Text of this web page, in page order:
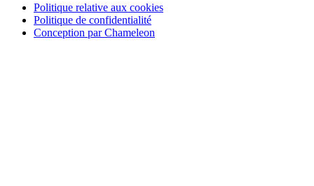
Politique relative aux cookies
Politique de confidentialité
Conception par Chameleon